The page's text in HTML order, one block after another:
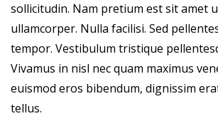
sollicitudin. Nam pretium est sit amet
ullamcorper. Nulla facilisi. Sed
tempor. Vestibulum tristique
Vivamus in nisl nec quam maximus
euismod eros bibendum, dignissim
tellus.